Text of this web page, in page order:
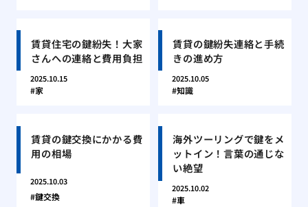
賃貸住宅の鍵紛失！大家
さんへの連絡と費用負担
2025.10.15
家
賃貸の鍵紛失連絡と手続
きの進め方
2025.10.05
知識
賃貸の鍵交換にかかる費
用の相場
2025.10.03
鍵交換
海外ツーリングで鍵をメ
ットイン！言葉の通じな
い絶望
2025.10.02
車